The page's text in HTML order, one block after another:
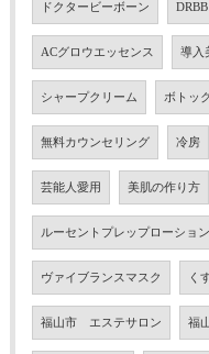
ドクタービーボーン DRBB
ACグロウエッセンス 導入
シャープクリーム ボトッ
無料カウンセリング 冷房
芸能人愛用 美肌の作り方
ルーセントプレップローション
ヴァイブランスマスク く
福山市 エステサロン 福